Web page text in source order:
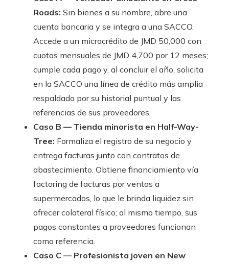
Roads: Sin bienes a su nombre, abre una
cuenta bancaria y se integra a una SACCO.
Accede a un microcrédito de JMD 50,000 con
cuotas mensuales de JMD 4,700 por 12 meses;
cumple cada pago y, al concluir el año, solicita
en la SACCO una línea de crédito más amplia
respaldado por su historial puntual y las
referencias de sus proveedores.
Caso B — Tienda minorista en Half-Way-
Tree: Formaliza el registro de su negocio y
entrega facturas junto con contratos de
abastecimiento. Obtiene financiamiento vía
factoring de facturas por ventas a
supermercados, lo que le brinda liquidez sin
ofrecer colateral físico; al mismo tiempo, sus
pagos constantes a proveedores funcionan
como referencia.
Caso C — Profesionista joven en New